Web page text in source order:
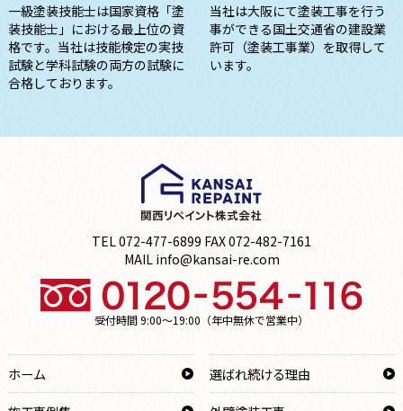
一級塗装技能士は国家資格「塗
装技能士」における最上位の資
格です。当社は技能検定の実技
試験と学科試験の両方の試験に
合格しております。
当社は大阪にて塗装工事を行う
事ができる国土交通省の建設業
許可（塗装工事業）を取得して
います。
TEL 072-477-6899 FAX 072-482-7161
MAIL info@kansai-re.com
受付時間 9:00～19:00（年中無休で営業中）
ホーム
選ばれ続ける理由